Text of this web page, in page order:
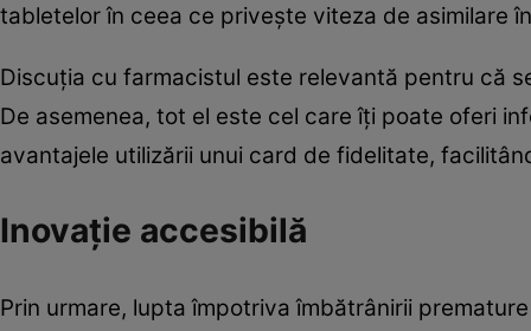
tabletelor în ceea ce privește viteza de asimilare
Discuția cu farmacistul este relevantă pentru că
De asemenea, tot el este cel care îți poate oferi
avantajele utilizării unui card de fidelitate,
Inovație accesibilă
Prin urmare, lupta împotriva îmbătrânirii